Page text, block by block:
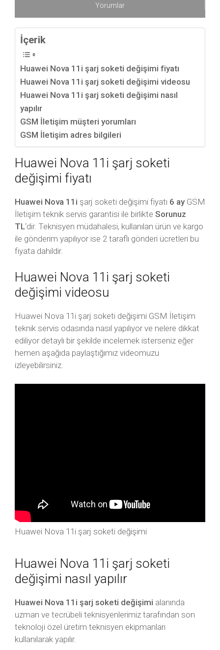
Yorumlar
İçerik
Huawei Nova 11i şarj soketi değişimi fiyatı
Huawei Nova 11i şarj soketi değişimi videosu
Huawei Nova 11i şarj soketi değişimi nasıl
yapılır
GSM İletişim müşteri yorumları
GSM İletişim adres bilgileri
Huawei Nova 11i şarj soketi
değişimi fiyatı
Huawei Nova 11i şarj soketi değişimi fiyatı 6 ayGSM
İletişim teknik servis garantisi ile birlikte Sorunuz
TL‘dir. Teknisyen müdahalesi, kullanılan ürün ve kargo
ile gönderim yapılıyor ise 2 taraflı gönderi ücretleri bu
fiyata dahildir.
Huawei Nova 11i şarj soketi
değişimi videosu
Huawei Nova 11i şarj soketi değişimi GSM İletişim
teknik servis odasında nasıl yapılıyor ve nelere dikkat
ediliyor detaylı bir şekilde incelemek isterseniz eğer
hemen aşağıda paylaştığımız videomuzu
izleyebilirsiniz.
Huawei Nova 11i şarj soketi değişimi
Huawei Nova 11i şarj soketi
değişimi nasıl yapılır
Huawei Nova 11i şarj soketi değişimi alanında
uzman ve tecrübeli teknisyenlerimiz tarafından son
teknoloji özel üretim teknisyen ekipmanları
kullanılarak yapılır.